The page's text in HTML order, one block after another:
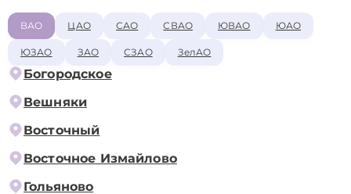
ВАО ЦАО САО СВАО ЮВАО ЮАО
ЮЗАО ЗАО СЗАО ЗелАО
Богородское
Вешняки
Восточный
Восточное Измайлово
Гольяново